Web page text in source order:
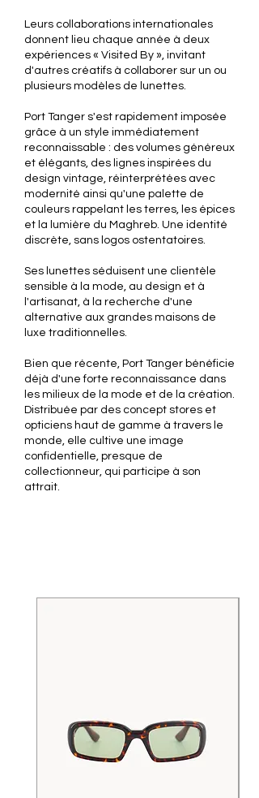
Leurs collaborations internationales
donnent lieu chaque année à deux
expériences « Visited By », invitant
d'autres créatifs à collaborer sur un ou
plusieurs modèles de lunettes.
Port Tanger s'est rapidement imposée
grâce à un style immédiatement
reconnaissable : des volumes généreux
et élégants, des lignes inspirées du
design vintage, réinterprétées avec
modernité ainsi qu'une palette de
couleurs rappelant les terres, les épices
et la lumière du Maghreb. Une identité
discrète, sans logos ostentatoires.
Ses lunettes séduisent une clientèle
sensible à la mode, au design et à
l'artisanat, à la recherche d'une
alternative aux grandes maisons de
luxe traditionnelles.
Bien que récente, Port Tanger bénéficie
déjà d'une forte reconnaissance dans
les milieux de la mode et de la création.
Distribuée par des concept stores et
opticiens haut de gamme à travers le
monde, elle cultive une image
confidentielle, presque de
collectionneur, qui participe à son
attrait.